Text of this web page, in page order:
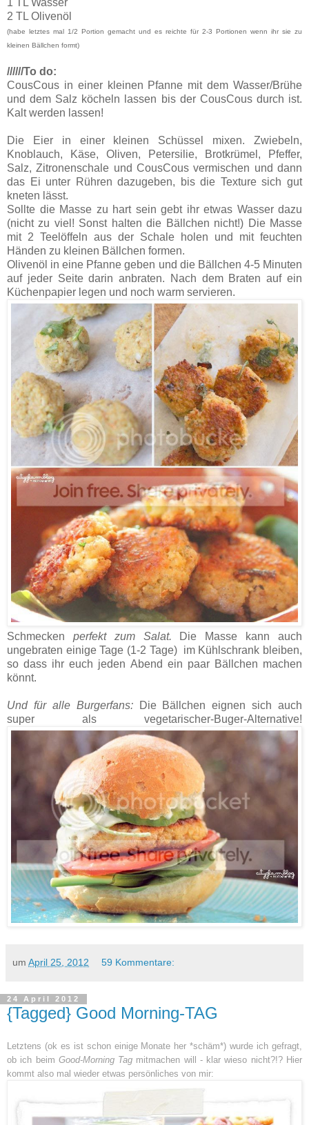
1 TL Wasser
2 TL Olivenöl
(habe letztes mal 1/2 Portion gemacht und es reichte für 2-3 Portionen wenn ihr sie zu
kleinen Bällchen formt)
//////To do:
CousCous in einer kleinen Pfanne mit dem Wasser/Brühe
und dem Salz köcheln lassen bis der CousCous durch ist.
Kalt werden lassen!
Die Eier in einer kleinen Schüssel mixen. Zwiebeln,
Knoblauch, Käse, Oliven, Petersilie, Brotkrümel, Pfeffer,
Salz, Zitronenschale und CousCous vermischen und dann
das Ei unter Rühren dazugeben, bis die Texture sich gut
kneten lässt.
Sollte die Masse zu hart sein gebt ihr etwas Wasser dazu
(nicht zu viel! Sonst halten die Bällchen nicht!) Die Masse
mit 2 Teelöffeln aus der Schale holen und mit feuchten
Händen zu kleinen Bällchen formen.
Olivenöl in eine Pfanne geben und die Bällchen 4-5 Minuten
auf jeder Seite darin anbraten. Nach dem Braten auf ein
Küchenpapier legen und noch warm servieren.
Schmecken perfekt zum Salat. Die Masse kann auch
ungebraten einige Tage (1-2 Tage) im Kühlschrank bleiben,
so dass ihr euch jeden Abend ein paar Bällchen machen
könnt.
Und für alle Burgerfans:Die Bällchen eignen sich auch
super als vegetarischer-Buger-Alternative!
um April 25, 2012 59 Kommentare:
24 April 2012
{Tagged} Good Morning-TAG
Letztens (ok es ist schon einige Monate her *schäm*) wurde ich gefragt,
ob ich beim Good-Morning Tag mitmachen will - klar wieso nicht?!? Hier
kommt also mal wieder etwas persönliches von mir: